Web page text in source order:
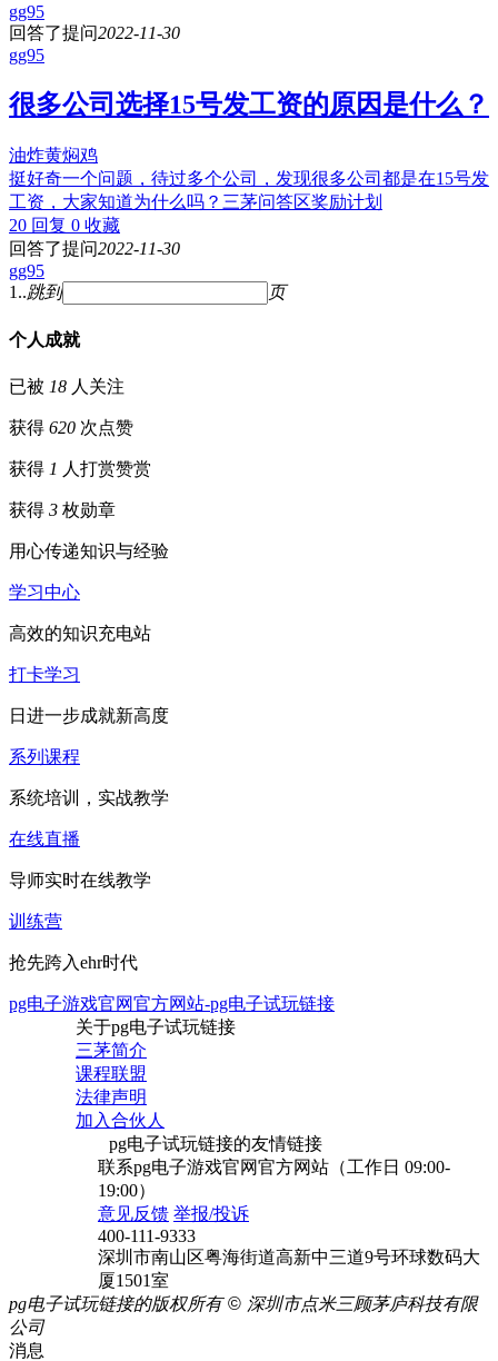
gg95
回答了提问2022-11-30
gg95
很多公司选择15号发工资的原因是什么？
油炸黄焖鸡
挺好奇一个问题，待过多个公司，发现很多公司都是在15号发
工资，大家知道为什么吗？三茅问答区奖励计划
20 回复 0 收藏
回答了提问2022-11-30
gg95
1 ..跳到 页
个人成就
已被 18 人关注
获得 620 次点赞
获得 1 人打赏赞赏
获得 3 枚勋章
用心传递知识与经验
学习中心
高效的知识充电站
打卡学习
日进一步成就新高度
系列课程
系统培训，实战教学
在线直播
导师实时在线教学
训练营
抢先跨入ehr时代
pg电子游戏官网官方网站-pg电子试玩链接
关于pg电子试玩链接
三茅简介
课程联盟
法律声明
加入合伙人
pg电子试玩链接的友情链接
联系pg电子游戏官网官方网站（工作日 09:00-
19:00）
意见反馈 举报/投诉
400-111-9333
深圳市南山区粤海街道高新中三道9号环球数码大
厦1501室
pg电子试玩链接的版权所有 © 深圳市点米三顾茅庐科技有限
公司
消息